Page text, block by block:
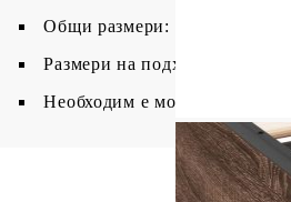
Общи размери: 203 x 203 x
Размери на подходящ
Необходим е монтаж